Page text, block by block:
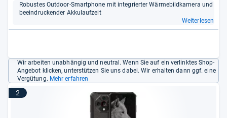
Robus­tes Out­door-​Smart­phone mit inte­grier­ter Wär­me­bild­ka­mera und
beein­dru­cken­der Akku­lauf­zeit
Weiterlesen
Wir arbeiten unabhängig und neutral. Wenn Sie auf ein verlinktes Shop-
Angebot klicken, unterstützen Sie uns dabei. Wir erhalten dann ggf. eine
Vergütung. Mehr erfahren
2